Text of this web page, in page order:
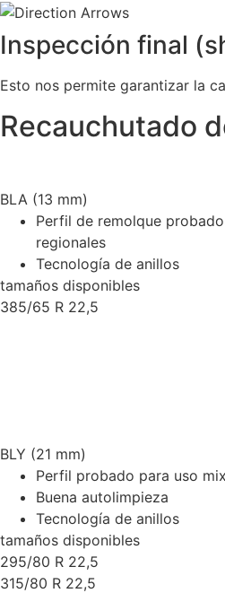
Inspección final
Esto nos permite garantizar la
Recauchutado
BLA (13 mm)
Perfil de remolque
regionales
Tecnología de anillos
tamaños disponibles
385/65 R 22,5
BLY (21 mm)
Perfil probado para uso
Buena autolimpieza
Tecnología de anillos
tamaños disponibles
295/80 R 22,5
315/80 R 22,5